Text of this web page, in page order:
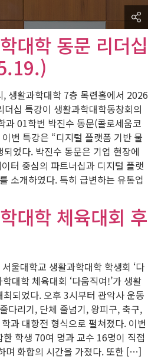
대학 동문 리더십
생활과학대학 7층 목련홀에서 2026
십 특강이 생활과학대학동창회의
과 01학번 박진수 동문(콜로세움코
번 특강은 “디지털 플랫폼 기반 물
었다. 박진수 동문은 기업 현장에
터 중심의 파트너십과 디지털 플랫
소개하였다. 특히 급변하는 유통업
대학 체육대회 후
울대학교 생활과학대학 학생회 ‘다
대학 체육대회 ‘다움직여!’가 생활
되었다. 오후 3시부터 관악사 운동
다리기, 단체 줄넘기, 왕피구, 축구,
과 대항전 형식으로 펼쳐졌다. 이번
학생 70여 명과 교수 16명이 직접
며 화합의 시간을 가졌다. 또한 […]